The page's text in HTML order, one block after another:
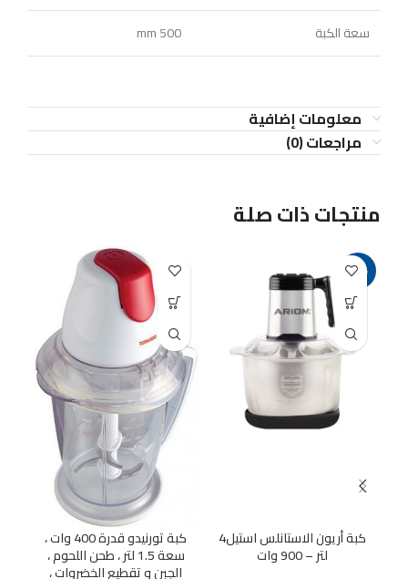
سعة الكبة
500 mm
معلومات إضافية
مراجعات (0)
منتجات ذات صلة
-13%
كبة أريون الاستانلس استيل4
لتر – 900 وات
كبة تورنيدو قدرة 400 وات ،
سعة 1.5 لتر ، طحن اللحوم ،
الجبن و تقطيع الخضروات ،